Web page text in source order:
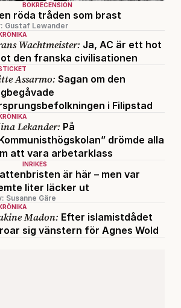
BOKRECENSION
röda tråden som brast
Gustaf Lewander
Wachtmeister: Ja, AC är ett hot
den franska civilisationen
Assarmo: Sagan om den
i Filipstad
Lekander: På
drömde alla
att vara arbetarklass
INRIKES
är här – men var
liter läcker ut
Susanne Gäre
Madon: Efter islamistdådet
sig vänstern för Agnes Wold